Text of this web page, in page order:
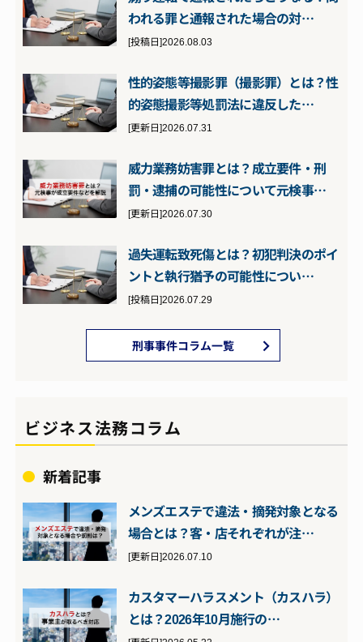
われる罪と通報された場合の対…
[投稿日]2026.08.03
性的姿態等撮影罪（撮影罪）とは？性
的姿態撮影等処罰法に違反した…
[更新日]2026.07.31
威力業務妨害罪とは？成立要件・刑
罰・逮捕の可能性について元検事…
[更新日]2026.07.30
過失運転致死傷とは？初犯判決のポイ
ントと執行猶予の可能性につい…
[投稿日]2026.07.29
刑事事件コラム一覧
ビジネス法務コラム
新着記事
メンズエステで違法・摘発対象となる
場合とは？客・店それぞれが注…
[更新日]2026.07.10
カスタマーハラスメント（カスハラ）
とは？2026年10月施行の…